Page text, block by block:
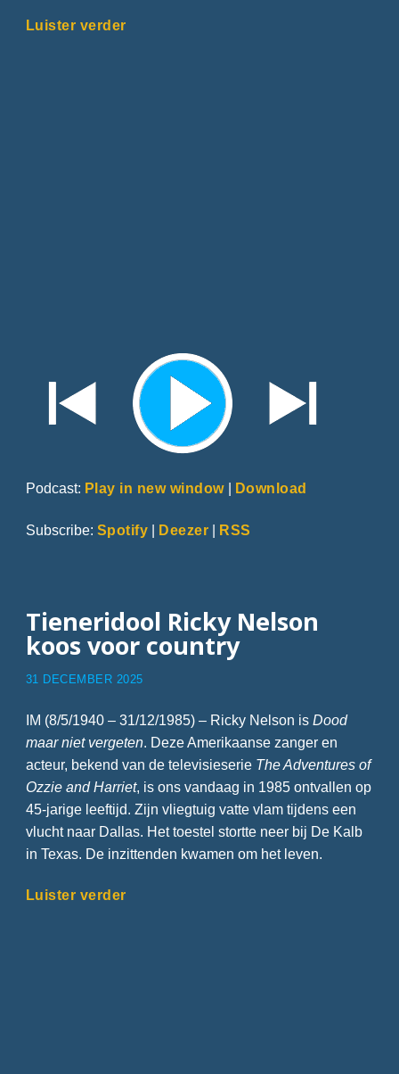
Luister verder
Podcast: Play in new window| Download
Subscribe: Spotify | Deezer | RSS
Tieneridool Ricky Nelson
koos voor country
31 DECEMBER 2025
IM (8/5/1940 – 31/12/1985) – Ricky Nelson is Dood
maar niet vergeten. Deze Amerikaanse zanger en
acteur, bekend van de televisieserie The Adventures of
Ozzie and Harriet, is ons vandaag in 1985 ontvallen op
45-jarige leeftijd. Zijn vliegtuig vatte vlam tijdens een
vlucht naar Dallas. Het toestel stortte neer bij De Kalb
in Texas. De inzittenden kwamen om het leven.
Luister verder